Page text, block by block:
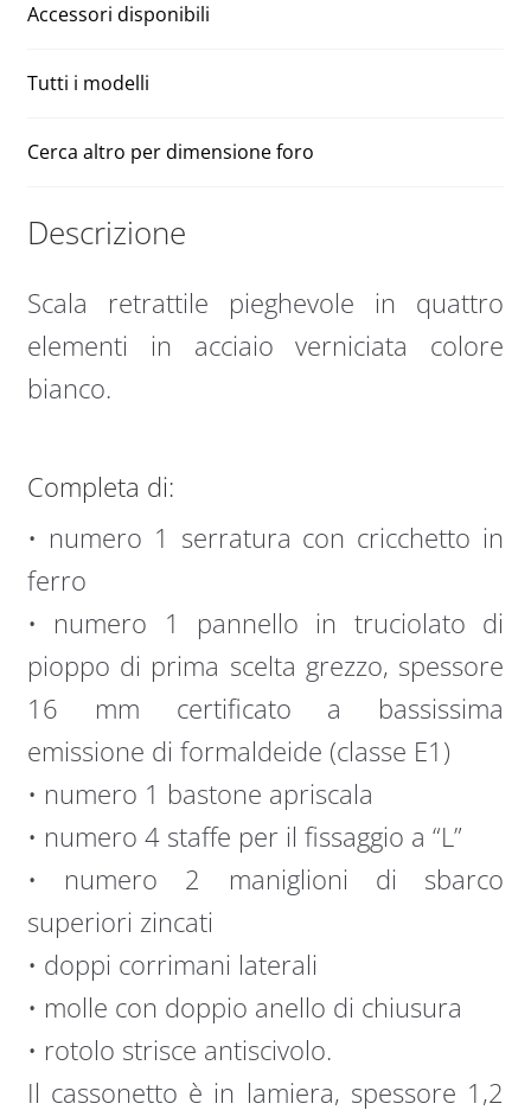
Accessori disponibili
Tutti i modelli
Cerca altro per dimensione foro
Descrizione
Scala retrattile pieghevole in quattro
elementi in acciaio verniciata colore
bianco.
Completa di:
• numero 1 serratura con cricchetto in
ferro
• numero 1 pannello in truciolato di
pioppo di prima scelta grezzo, spessore
16 mm certificato a bassissima
emissione di formaldeide (classe E1)
• numero 1 bastone apriscala
• numero 4 staffe per il fissaggio a “L”
• numero 2 maniglioni di sbarco
superiori zincati
• doppi corrimani laterali
• molle con doppio anello di chiusura
• rotolo strisce antiscivolo.
Il cassonetto è in lamiera, spessore 1,2